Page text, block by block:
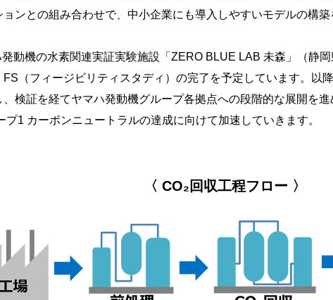
ンとの組み合わせで、中小企業にも導入しやすいモデルの構築
動機の水素関連実証実験施設「ZERO BLUE LAB 未森」（静
（フィージビリティスタディ）の完了を予定しています。以
検証を経てヤマハ発動機グループ各拠点への段階的な展開を
1 カーボンニュートラルの達成に向けて加速していきます。
〈 CO₂回収工程フロー 〉